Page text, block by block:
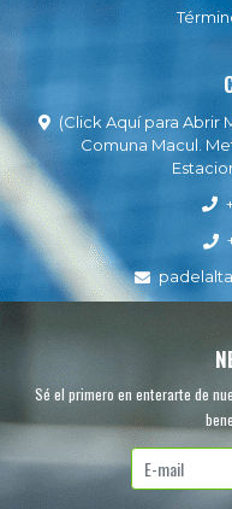
(Click Aquí para Abrir
Comuna Macul.
Sé el primero en enterarte de